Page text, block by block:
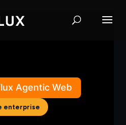
Agentic Web
enterprise